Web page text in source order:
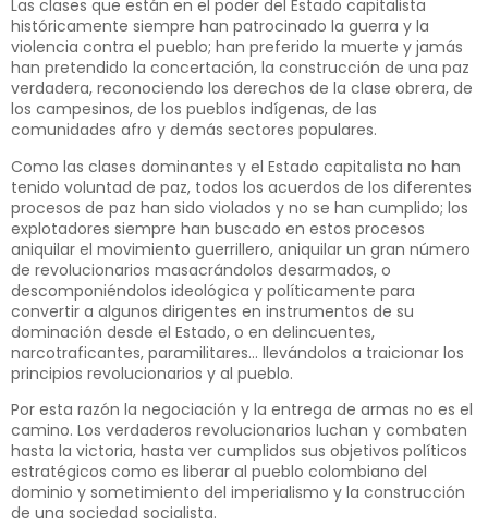
Las clases que están en el poder del Estado capitalista
históricamente siempre han patrocinado la guerra y la
violencia contra el pueblo; han preferido la muerte y jamás
han pretendido la concertación, la construcción de una paz
verdadera, reconociendo los derechos de la clase obrera, de
los campesinos, de los pueblos indígenas, de las
comunidades afro y demás sectores populares.
Como las clases dominantes y el Estado capitalista no han
tenido voluntad de paz, todos los acuerdos de los diferentes
procesos de paz han sido violados y no se han cumplido; los
explotadores siempre han buscado en estos procesos
aniquilar el movimiento guerrillero, aniquilar un gran número
de revolucionarios masacrándolos desarmados, o
descomponiéndolos ideológica y políticamente para
convertir a algunos dirigentes en instrumentos de su
dominación desde el Estado, o en delincuentes,
narcotraficantes, paramilitares… llevándolos a traicionar los
principios revolucionarios y al pueblo.
Por esta razón la negociación y la entrega de armas no es el
camino. Los verdaderos revolucionarios luchan y combaten
hasta la victoria, hasta ver cumplidos sus objetivos políticos
estratégicos como es liberar al pueblo colombiano del
dominio y sometimiento del imperialismo y la construcción
de una sociedad socialista.